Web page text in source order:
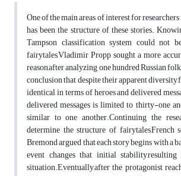
One of the main areas of interest for
has been the structure of these stories.
Tampson classification system could not
fairytales,Vladimir Propp sought a more
reason,after analyzing one hundred Russian
conclusion that despite their apparent
identical in terms of heroes and delivered
delivered messages is limited to thirty-one
similar to one another.Continuing the
determine the structure of fairytales,French
Bremond argued that each story begins with a
event changes that initial
situation.Eventually,after the protagonist